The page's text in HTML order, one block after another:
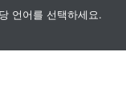
언어를 선택하세요.